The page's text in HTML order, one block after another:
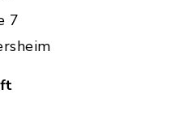
7